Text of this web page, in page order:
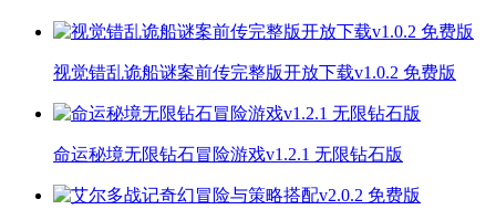
视觉错乱诡船谜案前传完整版开放下载v1.0.2 免费版
命运秘境无限钻石冒险游戏v1.2.1 无限钻石版